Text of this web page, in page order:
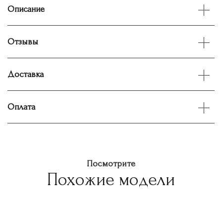
Описание
Отзывы
Доставка
Оплата
Посмотрите
Похожие модели